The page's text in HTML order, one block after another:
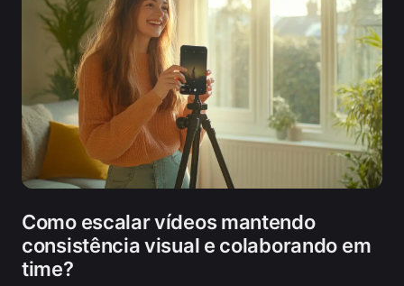
Como escalar vídeos mantendo
consistência visual e colaborando em
time?